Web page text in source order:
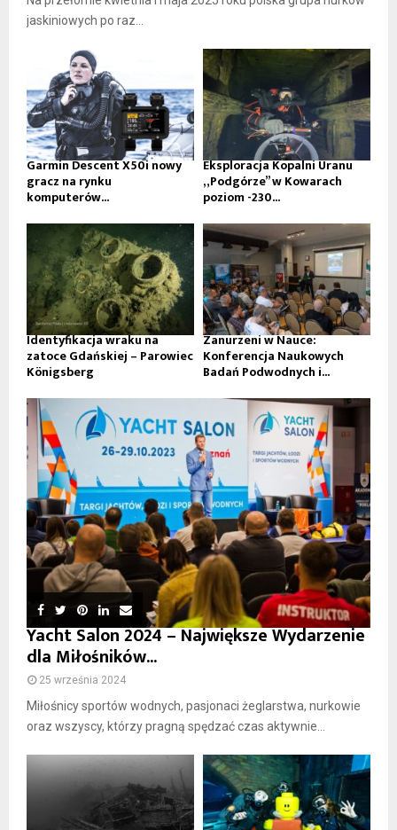
jaskiniowych po raz...
Garmin Descent X50i nowy
gracz na rynku
komputerów...
Eksploracja Kopalni Uranu
„Podgórze” w Kowarach
poziom -230...
Identyfikacja wraku na
zatoce Gdańskiej – Parowiec
Königsberg
Zanurzeni w Nauce:
Konferencja Naukowych
Badań Podwodnych i...
Yacht Salon 2024 – Największe Wydarzenie
dla Miłośników...
25 września 2024
Miłośnicy sportów wodnych, pasjonaci żeglarstwa, nurkowie
oraz wszyscy, którzy pragną spędzać czas aktywnie...